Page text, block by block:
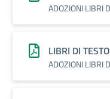
ADOZIONI LIBRI
LIBRI DI
ADOZIONI LIBRI